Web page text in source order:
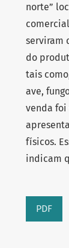
norte”
serviram
do
tais
ave,
venda foi
físicos.
indicam
PDF